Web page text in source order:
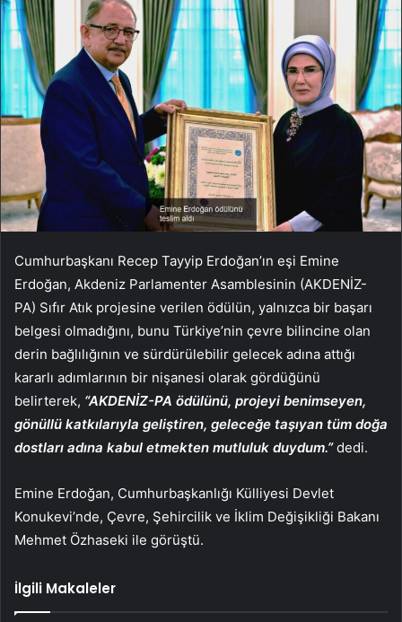
Cumhurbaşkanı Recep Tayyip Erdoğan’ın eşi Emine
Erdoğan, Akdeniz Parlamenter Asamblesinin (AKDENİZ-
PA) Sıfır Atık projesine verilen ödülün, yalnızca bir başarı
belgesi olmadığını, bunu Türkiye’nin çevre bilincine olan
derin bağlılığının ve sürdürülebilir gelecek adına attığı
kararlı adımlarının bir nişanesi olarak gördüğünü
belirterek, “AKDENİZ-PA ödülünü, projeyi benimseyen,
gönüllü katkılarıyla geliştiren, geleceğe taşıyan tüm doğa
dostları adına kabul etmekten mutluluk duydum.”dedi.
Emine Erdoğan, Cumhurbaşkanlığı Külliyesi Devlet
Konukevi’nde, Çevre, Şehircilik ve İklim Değişikliği Bakanı
Mehmet Özhaseki ile görüştü.
İlgili Makaleler